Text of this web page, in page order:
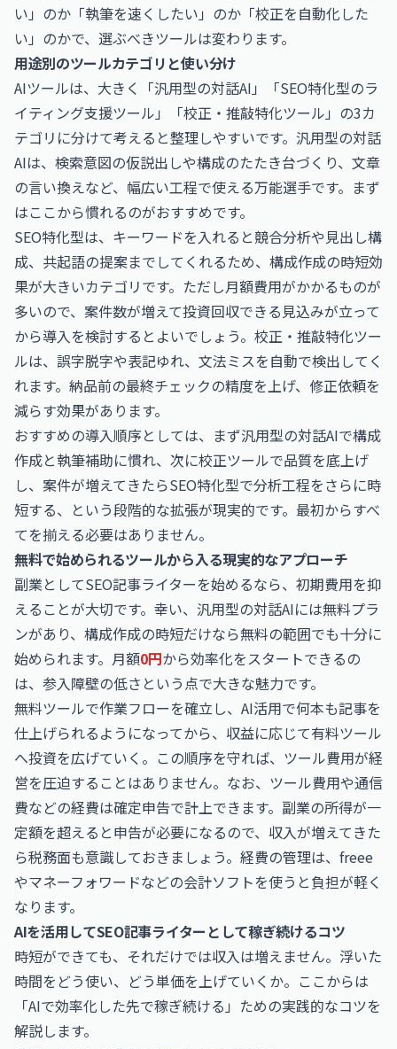
い」のか「執筆を速くしたい」のか「校正を自動化した
い」のかで、選ぶべきツールは変わります。
用途別のツールカテゴリと使い分け
AIツールは、大きく「汎用型の対話AI」「SEO特化型のラ
イティング支援ツール」「校正・推敲特化ツール」の3カ
テゴリに分けて考えると整理しやすいです。汎用型の対話
AIは、検索意図の仮説出しや構成のたたき台づくり、文章
の言い換えなど、幅広い工程で使える万能選手です。まず
はここから慣れるのがおすすめです。
SEO特化型は、キーワードを入れると競合分析や見出し構
成、共起語の提案までしてくれるため、構成作成の時短効
果が大きいカテゴリです。ただし月額費用がかかるものが
多いので、案件数が増えて投資回収できる見込みが立って
から導入を検討するとよいでしょう。校正・推敲特化ツー
ルは、誤字脱字や表記ゆれ、文法ミスを自動で検出してく
れます。納品前の最終チェックの精度を上げ、修正依頼を
減らす効果があります。
おすすめの導入順序としては、まず汎用型の対話AIで構成
作成と執筆補助に慣れ、次に校正ツールで品質を底上げ
し、案件が増えてきたらSEO特化型で分析工程をさらに時
短する、という段階的な拡張が現実的です。最初からすべ
てを揃える必要はありません。
無料で始められるツールから入る現実的なアプローチ
副業としてSEO記事ライターを始めるなら、初期費用を抑
えることが大切です。幸い、汎用型の対話AIには無料プラ
ンがあり、構成作成の時短だけなら無料の範囲でも十分に
始められます。月額0円から効率化をスタートできるの
は、参入障壁の低さという点で大きな魅力です。
無料ツールで作業フローを確立し、AI活用で何本も記事を
仕上げられるようになってから、収益に応じて有料ツール
へ投資を広げていく。この順序を守れば、ツール費用が経
営を圧迫することはありません。なお、ツール費用や通信
費などの経費は確定申告で計上できます。副業の所得が一
定額を超えると申告が必要になるので、収入が増えてきた
ら税務面も意識しておきましょう。経費の管理は、freee
やマネーフォワードなどの会計ソフトを使うと負担が軽く
なります。
AIを活用してSEO記事ライターとして稼ぎ続けるコツ
時短ができても、それだけでは収入は増えません。浮いた
時間をどう使い、どう単価を上げていくか。ここからは
「AIで効率化した先で稼ぎ続ける」ための実践的なコツを
解説します。